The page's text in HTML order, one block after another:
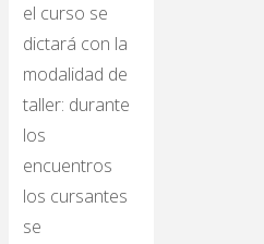
el curso se
dictará con la
modalidad de
taller: durante
los
encuentros
los cursantes
se